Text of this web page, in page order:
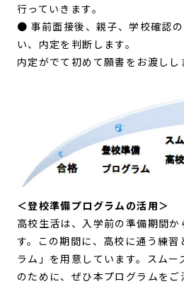
行っていきます。
● 事前面接後、親子、学校確認
い、内定を判断します。
内定がでて初めて願書をお渡しし
＜登校準備プログラムの活用＞
高校生活は、入学前の準備期間か
す。この期間に、高校に通う練
ラム」を用意しています。スムー
のために、ぜひ本プログラムをご